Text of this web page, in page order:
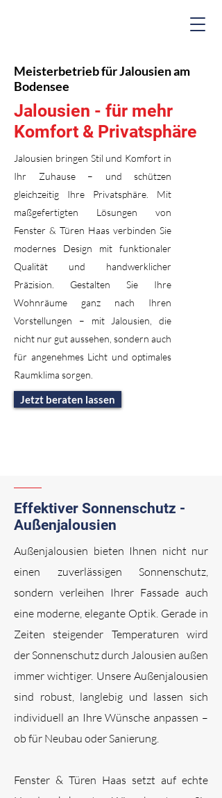
Meisterbetrieb für Jalousien am
Bodensee
Jalousien - für mehr
Komfort & Privatsphäre
Jalousien bringen Stil und Komfort in
Ihr Zuhause – und schützen
gleichzeitig Ihre Privatsphäre. Mit
maßgefertigten Lösungen von
Fenster & Türen Haas verbinden Sie
modernes Design mit funktionaler
Qualität und handwerklicher
Präzision. Gestalten Sie Ihre
Wohnräume ganz nach Ihren
Vorstellungen – mit Jalousien, die
nicht nur gut aussehen, sondern auch
für angenehmes Licht und optimales
Raumklima sorgen.
Jetzt beraten lassen
Effektiver Sonnenschutz -
Außenjalousien
Außenjalousien bieten Ihnen nicht nur
einen zuverlässigen Sonnenschutz,
sondern verleihen Ihrer Fassade auch
eine moderne, elegante Optik. Gerade in
Zeiten steigender Temperaturen wird
der Sonnenschutz durch Jalousien außen
immer wichtiger. Unsere Außenjalousien
sind robust, langlebig und lassen sich
individuell an Ihre Wünsche anpassen –
ob für Neubau oder Sanierung.
Fenster & Türen Haas setzt auf echte